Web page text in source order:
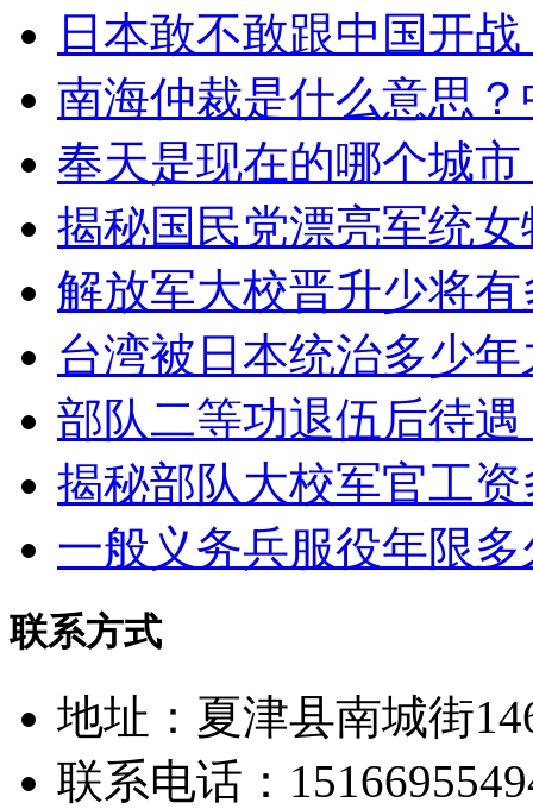
日本敢不敢跟中国开
南海仲裁是什么意思
奉天是现在的哪个城
揭秘国民党漂亮军统
解放军大校晋升少将
台湾被日本统治多少
部队二等功退伍后待
揭秘部队大校军官工
一般义务兵服役年限
联系方式
地址：夏津县南城街
联系电话：